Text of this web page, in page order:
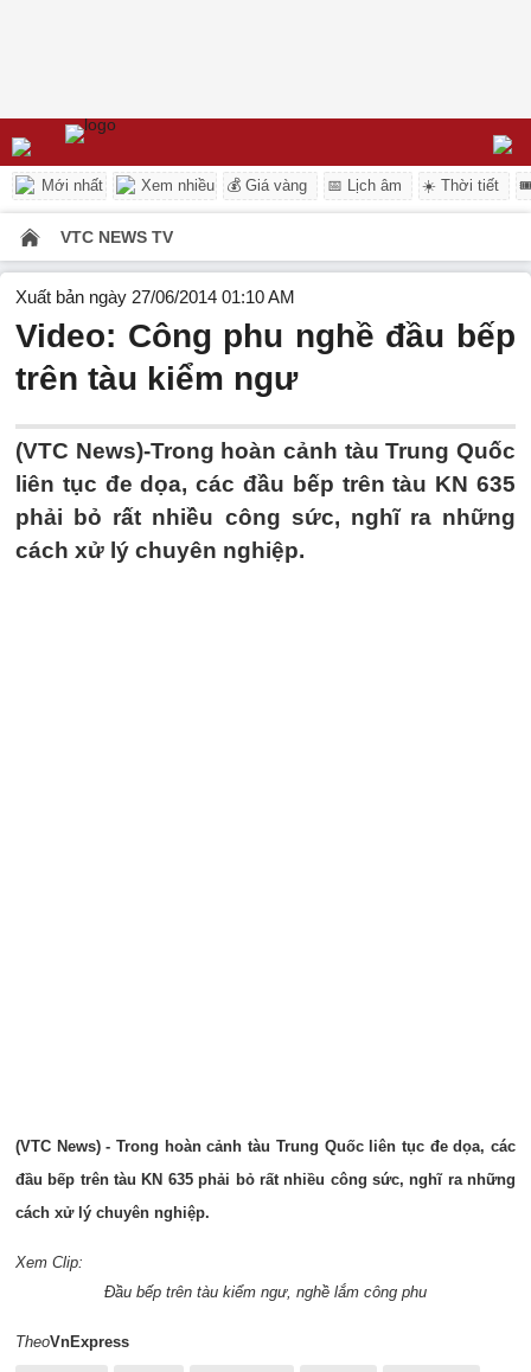
Mới nhất Xem nhiều 💰 Giá vàng 📅 Lịch âm ☀️ Thời tiết
VTC NEWS TV
Xuất bản ngày 27/06/2014 01:10 AM
Video: Công phu nghề đầu bếp
trên tàu kiểm ngư
(VTC News)-Trong hoàn cảnh tàu Trung Quốc
liên tục đe dọa, các đầu bếp trên tàu KN 635
phải bỏ rất nhiều công sức, nghĩ ra những
cách xử lý chuyên nghiệp.
(VTC News) - Trong hoàn cảnh tàu Trung Quốc liên tục đe dọa, các
đầu bếp trên tàu KN 635 phải bỏ rất nhiều công sức, nghĩ ra những
cách xử lý chuyên nghiệp.
Xem Clip:
Đầu bếp trên tàu kiểm ngư, nghề lắm công phu
TheoVnExpress